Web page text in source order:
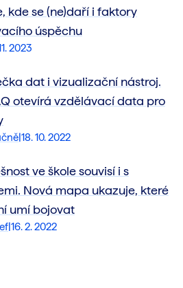
2023
kde se (ne)daří i faktory
úspěchu
|18. 10. 2022
dat i vizualizační nástroj.
otevírá vzdělávací data pro
|16. 2. 2022
ve škole souvisí i s
Nová mapa ukazuje, které
umí bojovat